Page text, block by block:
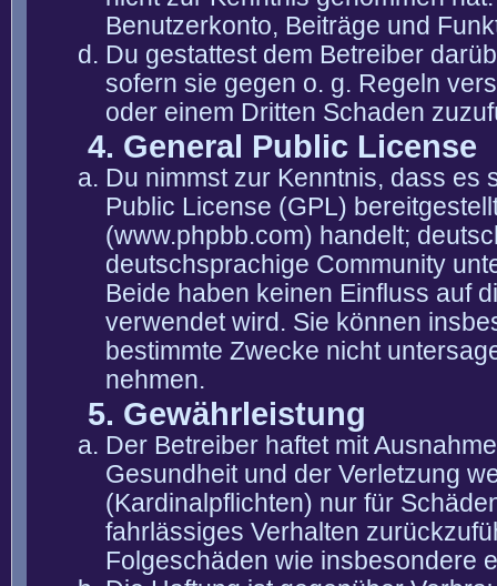
Benutzerkonto, Beiträge und
Du gestattest dem Betreiber
sofern sie gegen o. g. Regeln
oder einem Dritten Schaden
4. General Public License
Du nimmst zur Kenntnis, dass es
Public License (GPL)
(www.phpbb.com) handelt;
deutschsprachige Community
Beide haben keinen Einfluss auf
verwendet wird. Sie können
bestimmte Zwecke nicht
nehmen.
5. Gewährleistung
Der Betreiber haftet mit
Gesundheit und der Verletzung
(Kardinalpflichten) nur für
fahrlässiges Verhalten
Folgeschäden wie insbesondere